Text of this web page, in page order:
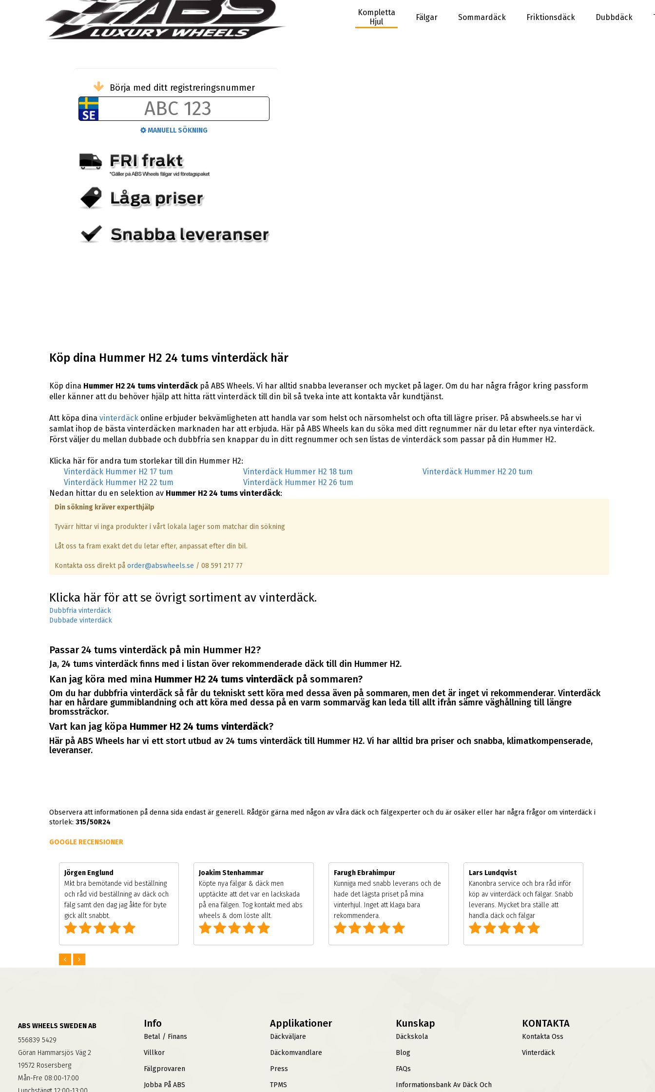
Kompletta
Hjul
Fälgar Sommardäck Friktionsdäck Dubbdäck
Börja med ditt registreringsnummer
MANUELL SÖKNING
Köp dina Hummer H2 24 tums vinterdäck här
Köp dina Hummer H2 24 tums vinterdäckpå ABS Wheels. Vi har alltid snabba leveranser och mycket på lager. Om du har några frågor kring passform
eller känner att du behöver hjälp att hitta rätt vinterdäck till din bil så tveka inte att kontakta vår kundtjänst.
Att köpa dina vinterdäckonline erbjuder bekvämligheten att handla var som helst och närsomhelst och ofta till lägre priser. På abswheels.se har vi
samlat ihop de bästa vinterdäcken marknaden har att erbjuda. Här på ABS Wheels kan du söka med ditt regnummer när du letar efter nya vinterdäck.
Först väljer du mellan dubbade och dubbfria sen knappar du in ditt regnummer och sen listas de vinterdäck som passar på din Hummer H2.
Klicka här för andra tum storlekar till din Hummer H2:
Vinterdäck Hummer H2 17 tum
Vinterdäck Hummer H2 18 tum
Vinterdäck Hummer H2 20 tum
Vinterdäck Hummer H2 22 tum
Vinterdäck Hummer H2 26 tum
Nedan hittar du en selektion av Hummer H2 24 tums vinterdäck:
Din sökning kräver experthjälp
Tyvärr hittar vi inga produkter i vårt lokala lager som matchar din sökning
Låt oss ta fram exakt det du letar efter, anpassat efter din bil.
Kontakta oss direkt på order@abswheels.se / 08 591 217 77
Klicka här för att se övrigt sortiment av vinterdäck.
Dubbfria vinterdäck
Dubbade vinterdäck
Passar 24 tums vinterdäck på min Hummer H2?
Ja, 24 tums vinterdäck finns med i listan över rekommenderade däck till din Hummer H2.
Kan jag köra med mina Hummer H2 24 tums vinterdäckpå sommaren?
Om du har dubbfria vinterdäck så får du tekniskt sett köra med dessa även på sommaren, men det är inget vi rekommenderar. Vinterdäck
har en hårdare gummiblandning och att köra med dessa på en varm sommarväg kan leda till allt ifrån sämre väghållning till längre
bromssträckor.
Vart kan jag köpa Hummer H2 24 tums vinterdäck?
Här på ABS Wheels har vi ett stort utbud av 24 tums vinterdäck till Hummer H2. Vi har alltid bra priser och snabba, klimatkompenserade,
leveranser.
Observera att informationen på denna sida endast är generell. Rådgör gärna med någon av våra däck och fälgexperter och du är osäker eller har några frågor om vinterdäck i
storlek: 315/50R24
GOOGLE RECENSIONER
Jörgen Englund
Mkt bra bemötande vid beställning
och råd vid beställning av däck och
fälg samt den dag jag åkte för byte
gick allt snabbt.
Joakim Stenhammar
Köpte nya fälgar & däck men
upptäckte att det var en lackskada
på ena fälgen. Tog kontakt med abs
wheels & dom löste allt.
Farugh Ebrahimpur
Kunniga med snabb leverans och de
hade det lägsta priset på mina
vinterhjul. Inget att klaga bara
rekommendera.
Lars Lundqvist
Kanonbra service och bra råd inför
köp av vinterdäck och fälgar. Snabb
leverans. Mycket bra ställe att
handla däck och fälgar
ABS WHEELS SWEDEN AB
556839 5429
Göran Hammarsjös Väg 2
19572 Rosersberg
Mån-Fre 08:00-17:00
Info
Betal / Finans
Villkor
Fälgprovaren
Jobba På ABS
Applikationer
Däckväljare
Däckomvandlare
Press
TPMS
Kunskap
Däckskola
Blog
FAQs
Informationsbank Av Däck Och
KONTAKTA
Kontakta Oss
Vinterdäck